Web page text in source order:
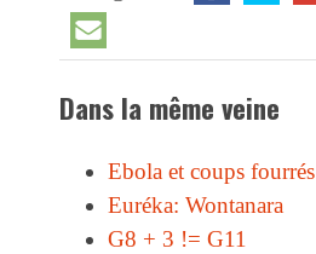
Dans la même veine
Ebola et coups fourrés
Euréka: Wontanara
G8 + 3 != G11